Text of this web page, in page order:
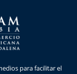
para facilitar el